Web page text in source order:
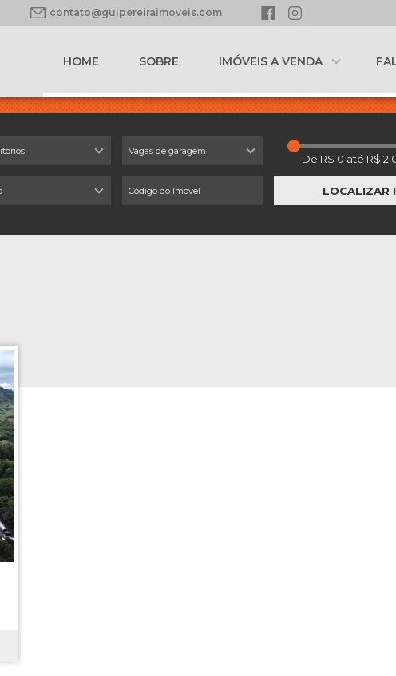
contato@guipereiraimoveis.com
HOME SOBRE IMÓVEIS A VENDA
Vagas de garagem
LOCALIZAR